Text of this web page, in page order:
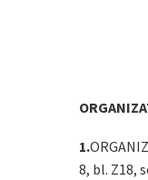
1.
8, bl. Z18,